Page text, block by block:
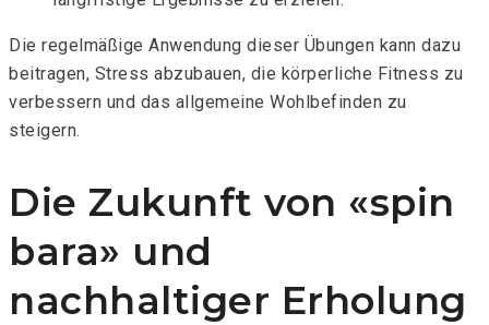
Die regelmäßige Anwendung dieser Übungen kann dazu
beitragen, Stress abzubauen, die körperliche Fitness zu
verbessern und das allgemeine Wohlbefinden zu
steigern.
Die Zukunft von «spin
bara» und
nachhaltiger Erholung